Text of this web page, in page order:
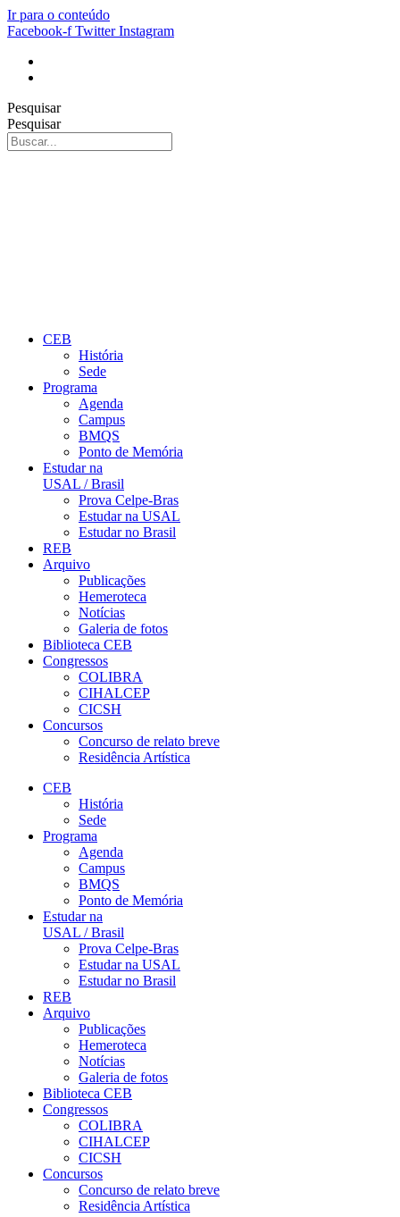
Ir para o conteúdo
Facebook-f Twitter Instagram
Pesquisar
Pesquisar
CEB
História
Sede
Programa
Agenda
Campus
BMQS
Ponto de Memória
Estudar na
USAL / Brasil
Prova Celpe-Bras
Estudar na USAL
Estudar no Brasil
REB
Arquivo
Publicações
Hemeroteca
Notícias
Galeria de fotos
Biblioteca CEB
Congressos
COLIBRA
CIHALCEP
CICSH
Concursos
Concurso de relato breve
Residência Artística
CEB
História
Sede
Programa
Agenda
Campus
BMQS
Ponto de Memória
Estudar na
USAL / Brasil
Prova Celpe-Bras
Estudar na USAL
Estudar no Brasil
REB
Arquivo
Publicações
Hemeroteca
Notícias
Galeria de fotos
Biblioteca CEB
Congressos
COLIBRA
CIHALCEP
CICSH
Concursos
Concurso de relato breve
Residência Artística